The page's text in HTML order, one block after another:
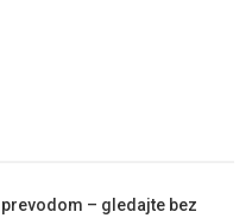
– gledajte bez